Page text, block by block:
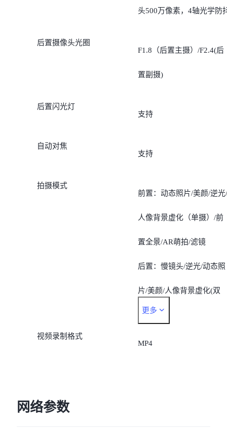
头500万像素，4轴光学防
后置摄像头光圈
F1.8（后置主摄）/F2.4(后
置副摄)
后置闪光灯
支持
自动对焦
支持
拍摄模式
前置：动态照片/美颜/逆光/
人像背景虚化（单摄）/前
置全景/AR萌拍/滤镜
后置：慢镜头/逆光/动态照
片/美颜/人像背景虚化(双
摄)/全景/专业拍照/延时摄
影/AR萌拍/滤镜
更多
视频录制格式
MP4
网络参数